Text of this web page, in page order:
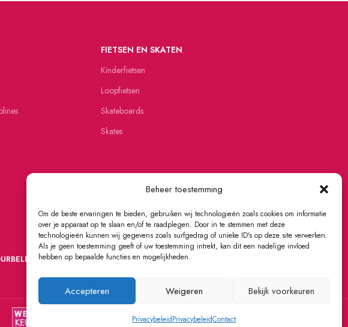
Beheer toestemming
Om de beste ervaringen te bieden, gebruiken wij technologieën zoals cookies om informatie
over je apparaat op te slaan en/of te raadplegen. Door in te stemmen met deze
technologieën kunnen wij gegevens zoals surfgedrag of unieke ID's op deze site verwerken.
Als je geen toestemming geeft of uw toestemming intrekt, kan dit een nadelige invloed
hebben op bepaalde functies en mogelijkheden.
Accepteren Weigeren Bekijk voorkeuren
PrivacybeleidPrivacybeleidContact
FIETSEN EN SKATEN
Kinderfietsen
Loopfietsen
Skateboards
Skates